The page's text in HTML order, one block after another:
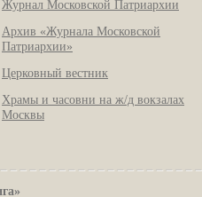
Журнал Московской Патриархии
Архив «Журнала Московской
Патриархии»
Церковный вестник
Храмы и часовни на ж/д вокзалах
Москвы